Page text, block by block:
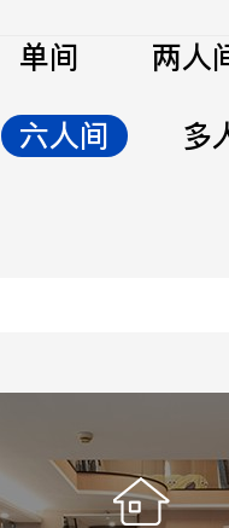
单间
两人
六人间
多